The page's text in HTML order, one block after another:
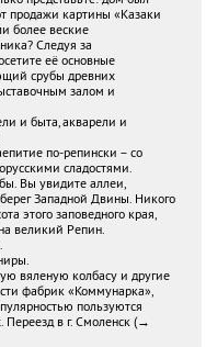
продажи картины «Казаки
более веские
Следуя за
её основные
срубы древних
залом и
и быта, акварели и
по-репински – со
сладостями.
Вы увидите аллеи,
Западной Двины. Никого
этого заповедного края,
великий Репин.
вяленую колбасу и другие
фабрик «Коммунарка»,
пользуются
Переезд в г. Смоленск (→